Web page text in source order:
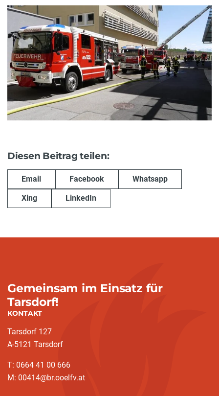
Diesen Beitrag teilen:
Email Facebook Whatsapp
Xing LinkedIn
Gemeinsam im Einsatz für
Tarsdorf!
KONTAKT
Tarsdorf 127
A-5121 Tarsdorf
T: 0664 41 00 666
M: 00414@br.ooelfv.at